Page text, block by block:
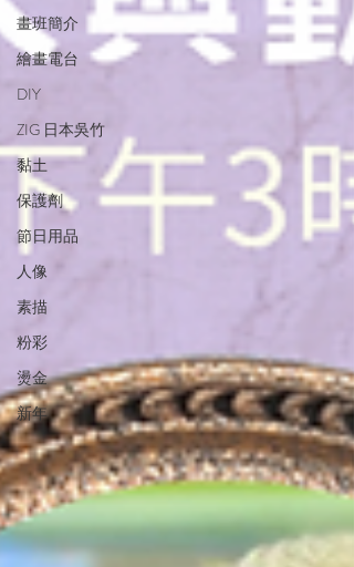
畫班簡介
繪畫電台
DIY
ZIG 日本吳竹
黏土
保護劑
節日用品
人像
素描
粉彩
燙金
新年